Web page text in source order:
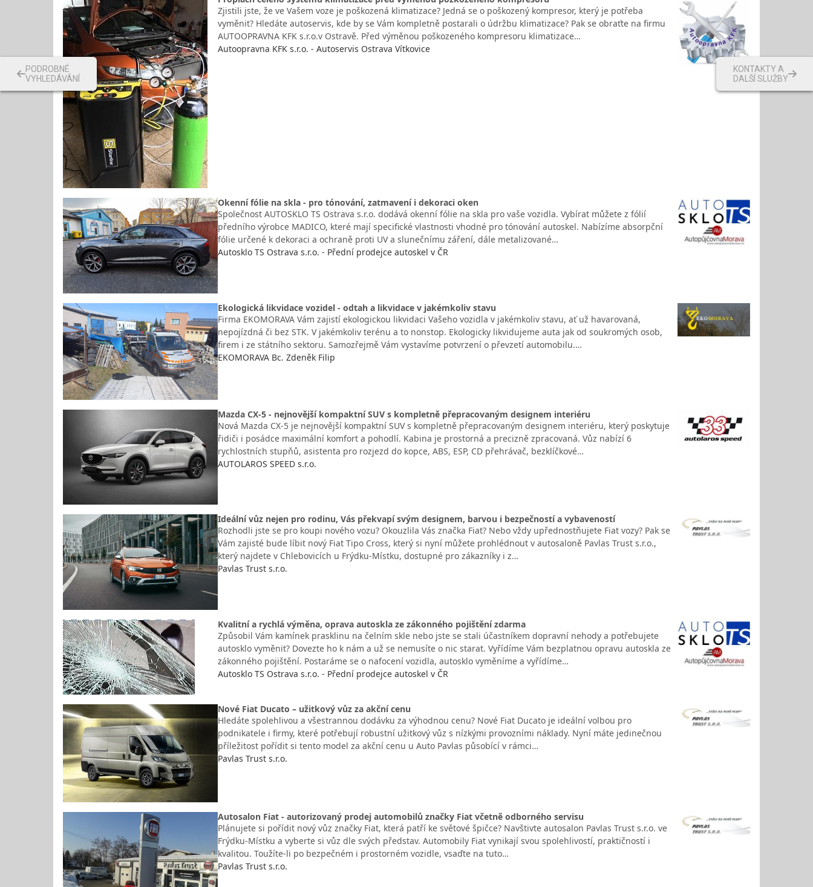
Zjistili jste, že ve Vašem voze je poškozená klimatizace? Jedná se o poškozený kompresor, který je potřeba
vyměnit? Hledáte autoservis, kde by se Vám kompletně postarali o údržbu klimatizace? Pak se obraťte na firmu
AUTOOPRAVNA KFK s.r.o.v Ostravě. Před výměnou poškozeného kompresoru klimatizace…
Autoopravna KFK s.r.o. - Autoservis Ostrava Vítkovice
Okenní fólie na skla - pro tónování, zatmavení i dekoraci oken
Společnost AUTOSKLO TS Ostrava s.r.o. dodává okenní fólie na skla pro vaše vozidla. Vybírat můžete z fólií
předního výrobce MADICO, které mají specifické vlastnosti vhodné pro tónování autoskel. Nabízíme absorpční
fólie určené k dekoraci a ochraně proti UV a slunečnímu záření, dále metalizované…
Autosklo TS Ostrava s.r.o. - Přední prodejce autoskel v ČR
Ekologická likvidace vozidel - odtah a likvidace v jakémkoliv stavu
Firma EKOMORAVA Vám zajistí ekologickou likvidaci Vašeho vozidla v jakémkoliv stavu, ať už havarovaná,
nepojízdná či bez STK. V jakémkoliv terénu a to nonstop. Ekologicky likvidujeme auta jak od soukromých osob,
firem i ze státního sektoru. Samozřejmě Vám vystavíme potvrzení o převzetí automobilu.…
EKOMORAVA Bc. Zdeněk Filip
Mazda CX-5 - nejnovější kompaktní SUV s kompletně přepracovaným designem interiéru
Nová Mazda CX-5 je nejnovější kompaktní SUV s kompletně přepracovaným designem interiéru, který poskytuje
řidiči i posádce maximální komfort a pohodlí. Kabina je prostorná a precizně zpracovaná. Vůz nabízí 6
rychlostních stupňů, asistenta pro rozjezd do kopce, ABS, ESP, CD přehrávač, bezklíčkové…
AUTOLAROS SPEED s.r.o.
Ideální vůz nejen pro rodinu, Vás překvapí svým designem, barvou i bezpečností a vybaveností
Rozhodli jste se pro koupi nového vozu? Okouzlila Vás značka Fiat? Nebo vždy upřednostňujete Fiat vozy? Pak se
Vám zajisté bude líbit nový Fiat Tipo Cross, který si nyní můžete prohlédnout v autosaloně Pavlas Trust s.r.o.,
který najdete v Chlebovicích u Frýdku-Místku, dostupné pro zákazníky i z…
Pavlas Trust s.r.o.
Kvalitní a rychlá výměna, oprava autoskla ze zákonného pojištění zdarma
Způsobil Vám kamínek prasklinu na čelním skle nebo jste se stali účastníkem dopravní nehody a potřebujete
autosklo vyměnit? Dovezte ho k nám a už se nemusíte o nic starat. Vyřídíme Vám bezplatnou opravu autoskla ze
zákonného pojištění. Postaráme se o nafocení vozidla, autosklo vyměníme a vyřídíme…
Autosklo TS Ostrava s.r.o. - Přední prodejce autoskel v ČR
Nové Fiat Ducato – užitkový vůz za akční cenu
Hledáte spolehlivou a všestrannou dodávku za výhodnou cenu? Nové Fiat Ducato je ideální volbou pro
podnikatele i firmy, které potřebují robustní užitkový vůz s nízkými provozními náklady. Nyní máte jedinečnou
příležitost pořídit si tento model za akční cenu u Auto Pavlas působící v rámci…
Pavlas Trust s.r.o.
Autosalon Fiat - autorizovaný prodej automobilů značky Fiat včetně odborného servisu
Plánujete si pořídit nový vůz značky Fiat, která patří ke světové špičce? Navštivte autosalon Pavlas Trust s.r.o. ve
Frýdku-Místku a vyberte si vůz dle svých představ. Automobily Fiat vynikají svou spolehlivostí, praktičností i
kvalitou. Toužíte-li po bezpečném i prostorném vozidle, vsaďte na tuto…
Pavlas Trust s.r.o.
KONTAKTY A
DALŠÍ SLUŽBY
PODROBNÉ
VYHLEDÁVÁNÍ